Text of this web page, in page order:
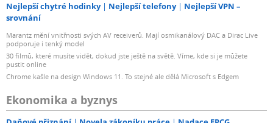
Nejlepší chytré hodinky Nejlepší telefony
Nejlepší VPN –
srovnání
Marantz mění vnitřnosti svých AV receiverů. Mají osmikanálový DAC a Dirac Live
podporuje i tenký model
30 filmů, které musíte vidět, dokud jste ještě na světě. Víme, kde si je můžete
pustit online
Chrome kašle na design Windows 11. To stejné ale dělá Microsoft s Edgem
Ekonomika a byznys